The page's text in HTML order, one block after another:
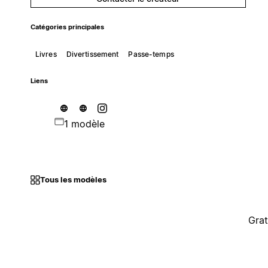
Catégories principales
Livres Divertissement Passe-temps
Liens
1 modèle
Tous les modèles